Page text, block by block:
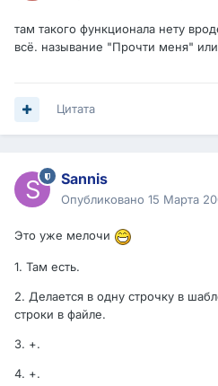
там такого функционала нету
всё. называние "Прочти меня" или
Цитата
Sannis
Опубликовано 15 Марта
Это уже мелочи
1. Там есть.
2. Делается в одну строчку в
строки в файле.
3. +.
4. +.